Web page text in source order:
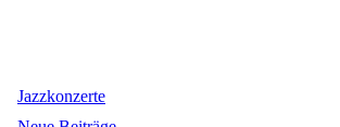
Jazzkonzerte